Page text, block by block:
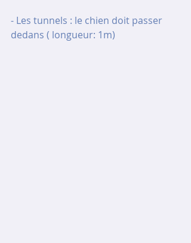
- Les tunnels : le chien doit passer
dedans ( longueur: 1m)